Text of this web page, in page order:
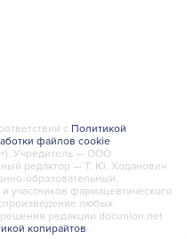
с Политикой
файлов cookie
Учредитель — ООО
редактор — Т. Ю. Ходанович
образовательный,
участников фармацевтического
любых
редакции docunion.net
копирайтов .